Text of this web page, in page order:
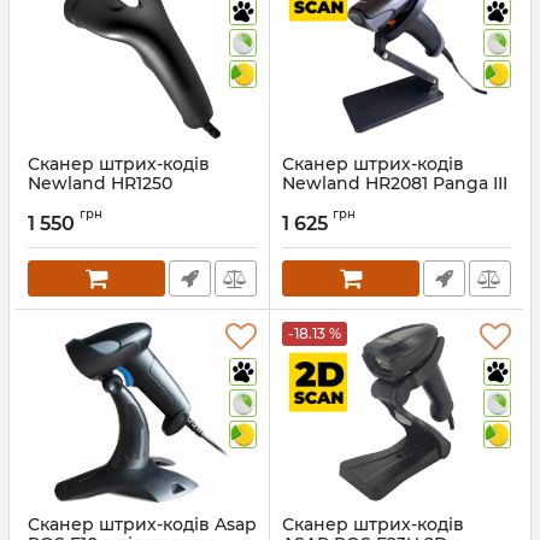
Сканер штрих-кодів
Newland HR1250
1 550 грн
Сканер штрих-кодів
Newland HR2081 Panga III
Артикул:
1 625 грн
Сканер штрих-кодів Asap
-18.13 %
Сканер штрих-кодів